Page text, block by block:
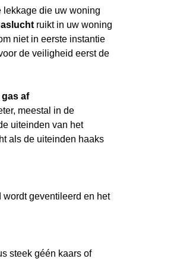
lekkage die uw woning
ruikt in uw woning
niet in eerste instantie
de veiligheid eerst de
af
meestal in de
uiteinden van het
als de uiteinden haaks
wordt geventileerd en het
steek géén kaars of